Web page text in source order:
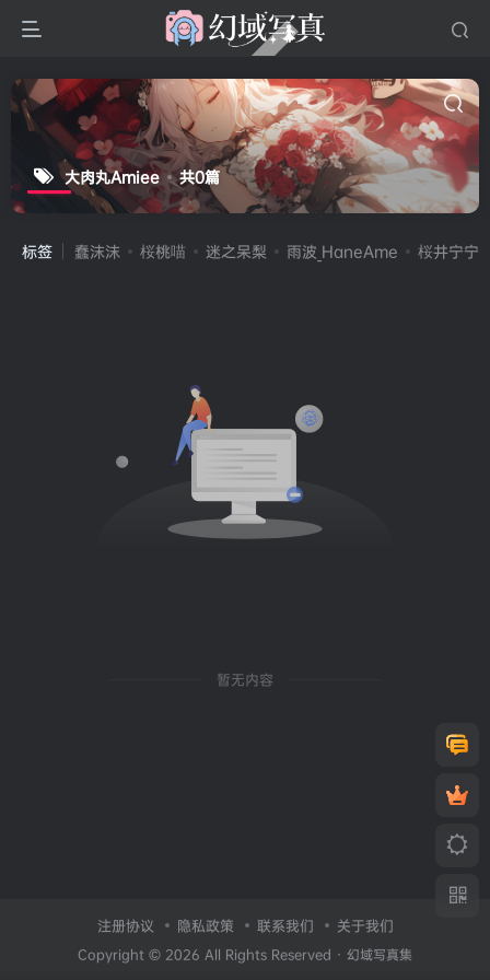
大肉丸Amiee 共0篇
标签 蠢沫沫 桜桃喵 迷之呆梨 雨波_HaneAme 桜井宁宁(
暂无内容
注册协议 隐私政策 联系我们 关于我们
Copyright © 2026 All Rights Reserved · 幻域写真集